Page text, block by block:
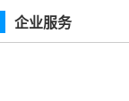
企业服务